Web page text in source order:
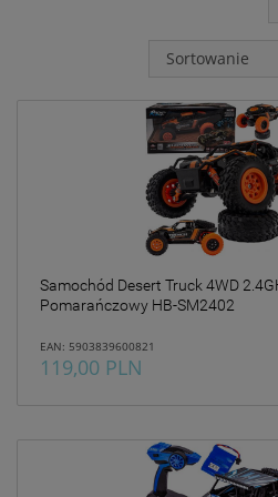
Sortowanie
Samochód Desert Truck 4WD
Pomarańczowy HB-SM2402
EAN: 5903839600821
119,00 PLN
jakie
Działania DK
gromadzeniem i
przetwarzaniem
danych są
na
poczucia pełnego
bezpieczeństwa
legalności
poziomie
obowiązującego w
prawa ochrony
osobowych, w tym
przetwarzaniem
osobowych i w
swobodnego